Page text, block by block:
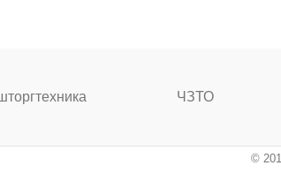
ЧЗТО
©